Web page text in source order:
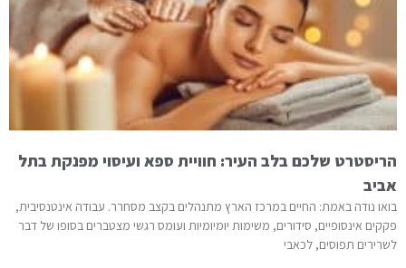
הריסטרט שלכם בלב העיר: חוויית ספא ועיסוי מפנקת בתל
אביב
בואו נודה באמת: החיים במרכז הארץ מתנהלים בקצב מסחרר. עבודה אינטנסיבית,
פקקים אינסופיים, סידורים, משימות יומיומיות ועומס רגשי מצטברים בסופו של דבר
לשרירים תפוסים, לכאבי